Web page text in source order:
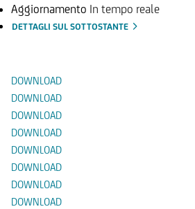
Aggiornamento In tempo reale
DETTAGLI SUL SOTTOSTANTE
DOWNLOAD
DOWNLOAD
DOWNLOAD
DOWNLOAD
DOWNLOAD
DOWNLOAD
DOWNLOAD
DOWNLOAD